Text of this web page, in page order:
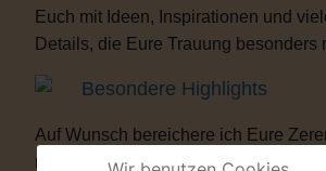
Euch mit Ideen, Inspirationen und
Details, die Eure Trauung besonders
Besondere Highlights
Auf Wunsch bereichere ich Eure
musikalischen oder künstlerischen